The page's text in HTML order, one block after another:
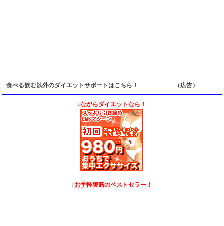
食べる飲む以外のダイエットサポートはこちら！ （広告）
↓ながらダイエットなら！
↓お手軽腹筋のベストセラー！